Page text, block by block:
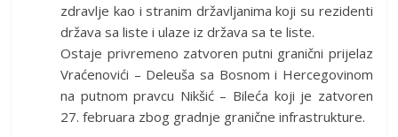
zdravlje kao i stranim državljanima koji su rezidenti
država sa liste i ulaze iz država sa te liste.
Ostaje privremeno zatvoren putni granični prijelaz
Vraćenovići – Deleuša sa Bosnom i Hercegovinom
na putnom pravcu Nikšić – Bileća koji je zatvoren
27. februara zbog gradnje granične infrastrukture.